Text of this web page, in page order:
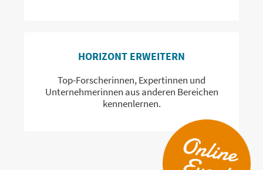
HORIZONT ERWEITERN
Top-Forscherinnen, Expertinnen und
Unternehmerinnen aus anderen Bereichen
kennenlernen.